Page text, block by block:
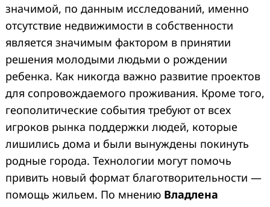
значимой, по данным исследований, именно
отсутствие недвижимости в собственности
является значимым фактором в принятии
решения молодыми людьми о рождении
ребенка. Как никогда важно развитие проектов
для сопровождаемого проживания. Кроме того,
геополитические события требуют от всех
игроков рынка поддержки людей, которые
лишились дома и были вынуждены покинуть
родные города. Технологии могут помочь
привить новый формат благотворительности —
помощь жильем. По мнению Владлена